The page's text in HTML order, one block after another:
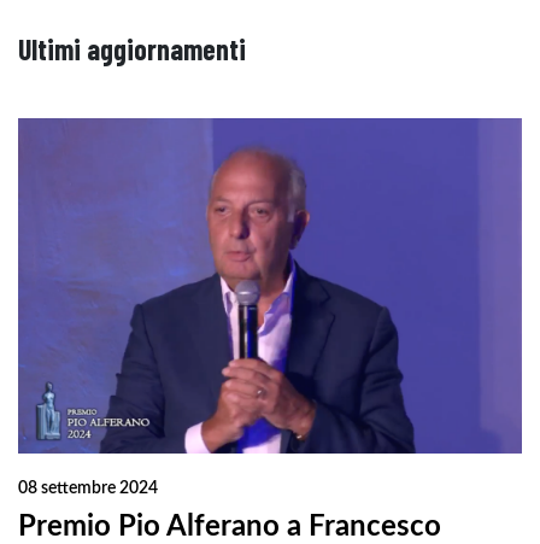
Ultimi aggiornamenti
08 settembre 2024
Premio Pio Alferano a Francesco